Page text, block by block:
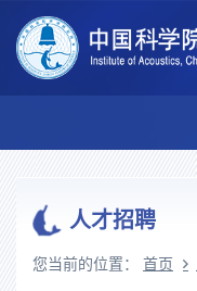
人才招聘
您当前的位置： 首页